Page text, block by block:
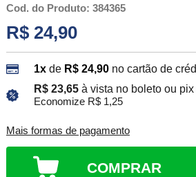
Cod. do Produto: 384365
R$ 24,90
1xde R$ 24,90 no cartão de
R$ 23,65 à vista no boleto ou pix
Economize R$ 1,25
Mais formas de pagamento
COMPRAR